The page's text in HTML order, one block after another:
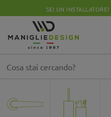
IL LISTINO B2B